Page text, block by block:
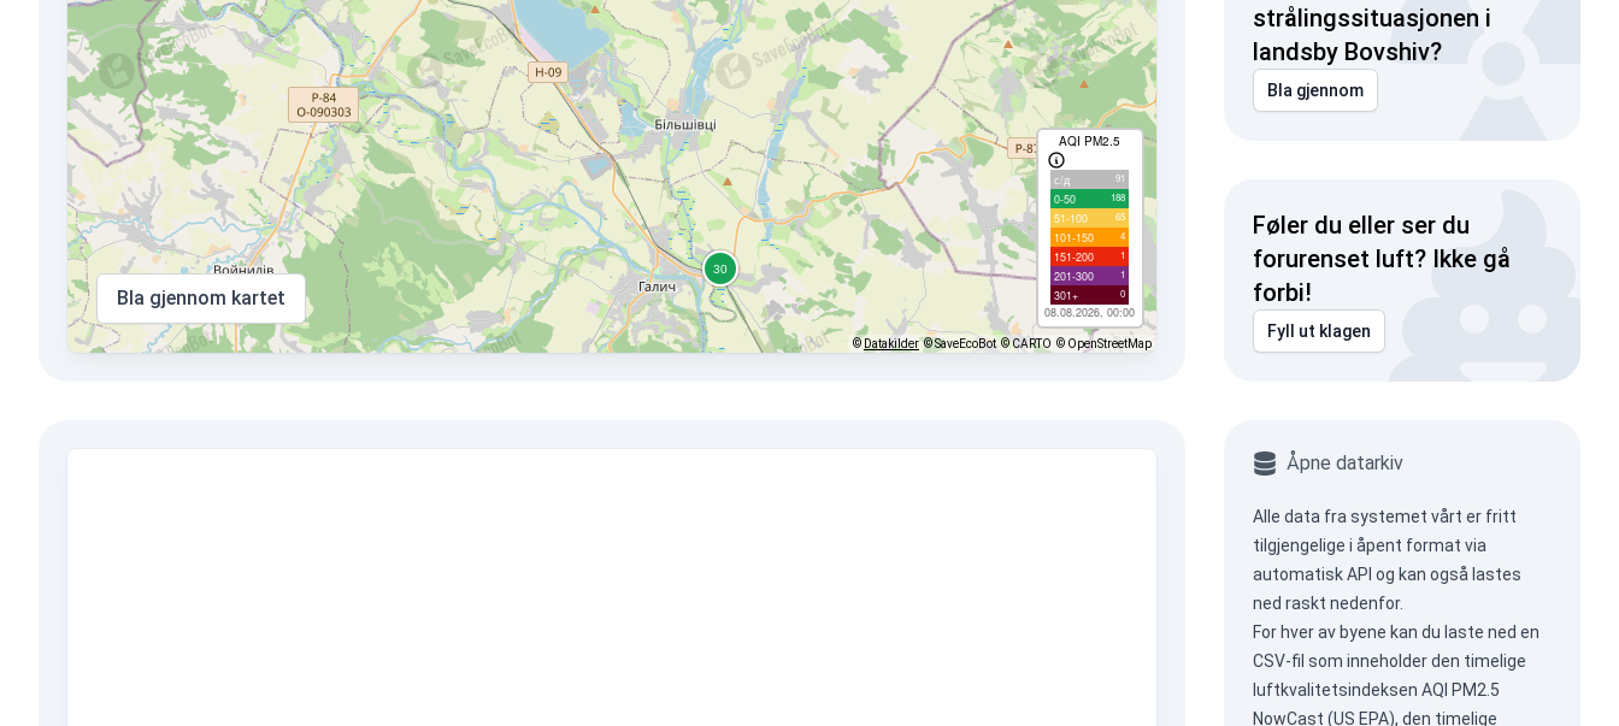
AQI PM2.5
с/д 91
0-50 188
51-100 65
101-150 4
151-200 1
201-300 1
301+ 0
08.08.2026, 00:00
Bla gjennom kartet
© Datakilder © SaveEcoBot © CARTO © OpenStreetMap
strålingssituasjonen i
landsby Bovshiv?
Bla gjennom
Føler du eller ser du
forurenset luft? Ikke gå
forbi!
Fyll ut klagen
Åpne datarkiv
Alle data fra systemet vårt er fritt
tilgjengelige i åpent format via
automatisk API og kan også lastes
ned raskt nedenfor.
For hver av byene kan du laste ned en
CSV-fil som inneholder den timelige
luftkvalitetsindeksen AQI PM2.5
NowCast (US EPA), den timelige